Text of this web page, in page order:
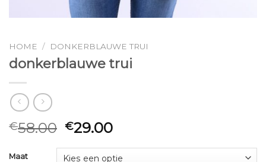
HOME / DONKERBLAUWE TRUI
donkerblauwe trui
€58.00 €29.00
Maat